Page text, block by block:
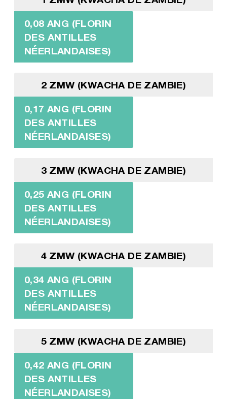
0,08 ANG (FLORIN
DES ANTILLES
NÉERLANDAISES)
2 ZMW (KWACHA DE ZAMBIE)
0,17 ANG (FLORIN
DES ANTILLES
NÉERLANDAISES)
3 ZMW (KWACHA DE ZAMBIE)
0,25 ANG (FLORIN
DES ANTILLES
NÉERLANDAISES)
4 ZMW (KWACHA DE ZAMBIE)
0,34 ANG (FLORIN
DES ANTILLES
NÉERLANDAISES)
5 ZMW (KWACHA DE ZAMBIE)
0,42 ANG (FLORIN
DES ANTILLES
NÉERLANDAISES)